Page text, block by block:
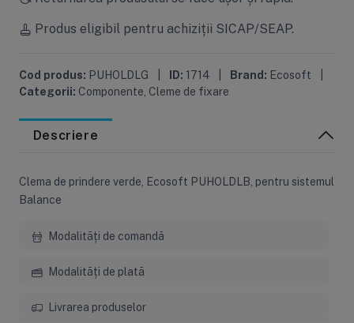
Produs eligibil pentru achiziții SICAP/SEAP.
Cod produs: PUHOLDLG ID: 1714 Brand: Ecosoft
Categorii: Componente Cleme de fixare
Descriere
Clema de prindere verde, Ecosoft PUHOLDLB, pentru sistemul
Balance
Modalități de comandă
Modalități de plată
Livrarea produselor